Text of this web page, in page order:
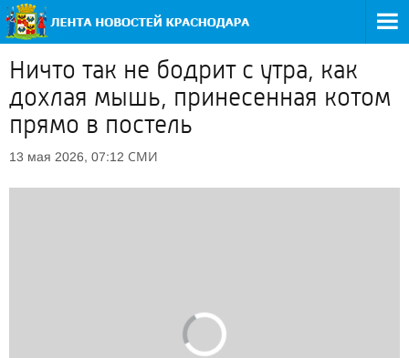
Ничто так не бодрит с утра, как
дохлая мышь, принесенная котом
прямо в постель
13 мая 2026, 07:12 СМИ